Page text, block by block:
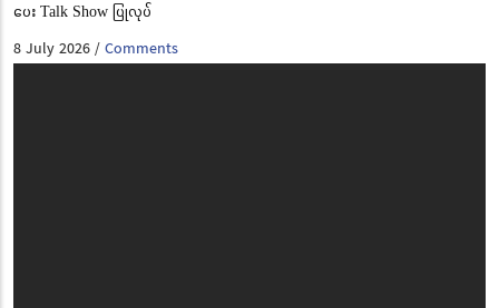
ပေး Talk Show ပြုလုပ်
8 July 2026/Comments